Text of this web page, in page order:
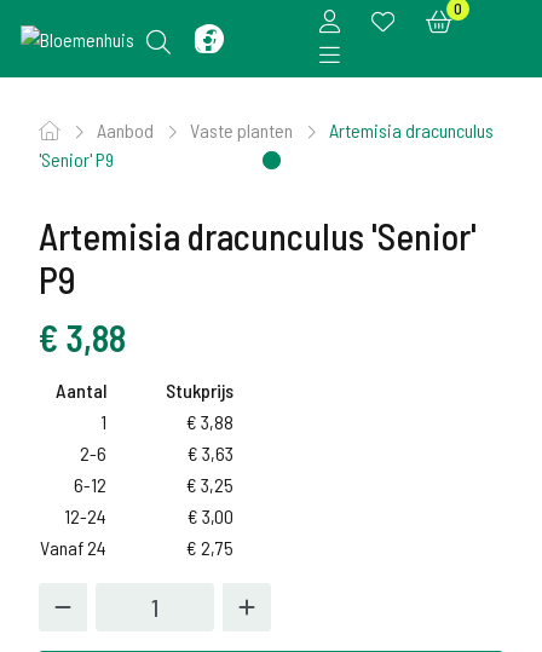
0
Aanbod Vaste planten
Artemisia dracunculus
'Senior' P9
Artemisia dracunculus 'Senior'
P9
€ 3,88
Aantal
Stukprijs
1
€ 3,88
2-6
€ 3,63
6-12
€ 3,25
12-24
€ 3,00
Vanaf 24
€ 2,75